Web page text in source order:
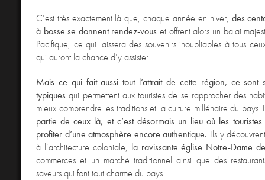
C’est très exactement là que, chaque année en hiver, des
à bosse se donnent rendez-vous et offrent alors un balai
Pacifique, ce qui laissera des souvenirs inoubliables à tous
qui auront la chance d’y assister.
Mais ce qui fait aussi tout l’attrait de cette région, ce sont
typiquesqui permettent aux touristes de se rapprocher des
mieux comprendre les traditions et la culture millénaire du pays.
partie de ceux là, et c’est désormais un lieu où les
profiter d’une atmosphère encore authentique. Ils y
à l’architecture coloniale, la ravissante église Notre-Dame
commerces et un marché traditionnel ainsi que des
saveurs qui font tout charme du pays.